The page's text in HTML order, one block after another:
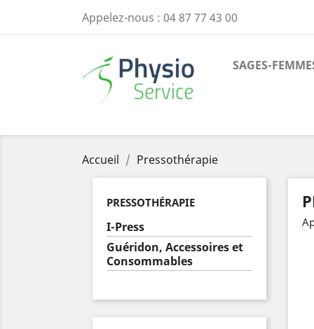
Appelez-nous : 04 87 77 43 00
SAGES-
Accueil Pressothérapie
PRESSOTHÉRAPIE
I-Press
Guéridon, Accessoires et
Consommables